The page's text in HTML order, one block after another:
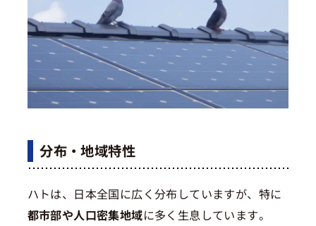
分布・地域特性
ハトは、日本全国に広く分布していますが、特に
都市部や人口密集地域に多く生息しています。